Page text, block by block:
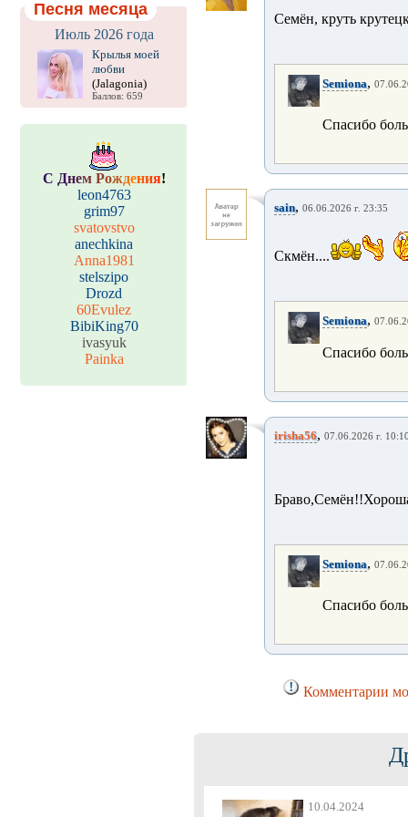
Песня месяца
Июль 2026 года
Крылья моей
любви
(Jalagonia)
Баллов: 659
С Днем Рождения!
leon4763
grim97
svatovstvo
anechkina
Anna1981
stelszipo
Drozd
60Evulez
BibiKing70
ivasyuk
Painka
Семён, круть
Semiona,
Спасибо
sain, 06.06.2026 г. 23:35
Скмён....
Semiona,
Спасибо
irisha56, 07.06.2026 г.
Semiona,
Спасибо
Комментарии
10.04.2024